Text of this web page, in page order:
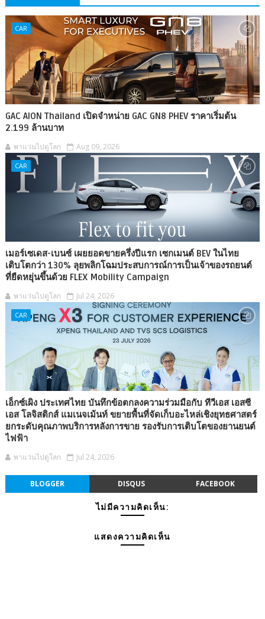
CAR
GAC AION Thailand เปิดจำหน่าย GAC GN8 PHEV ราคาเริ่มต้น
2.199 ล้านบาท
พาแว่นไปดูโลก Aug 09, 2026
CAR
เมอร์เซเดส-เบนซ์ เผยยอดขายครึ่งปีแรก เซกเมนต์ BEV ในไทย
เติบโตกว่า 130% ลุยพลิกโฉมประสบการณ์การเป็นเจ้าของรถยนต์
ที่ยืดหยุ่นขึ้นด้วย FLEX Mobility Campaign
พาแว่นไปดูโลก Jul 24, 2026
CAR
เอ็กซ์เผิง ประเทศไทย บันทึกข้อตกลงความร่วมมือกับ ทีวีเอส เอสซี
เอส โลจิสติกส์ แมเนจเม้นท์ ขยายพื้นที่จัดเก็บอะไหล่เชิงยุทธศาสตร์
ยกระดับคุณภาพบริการหลังการขาย รองรับการเติบโตของยานยนต์
ไฟฟ้า
พาแว่นไปดูโลก Jul 24, 2026
BLOGGER DISQUS FACEBOOK
ไม่มีความคิดเห็น:
แสดงความคิดเห็น